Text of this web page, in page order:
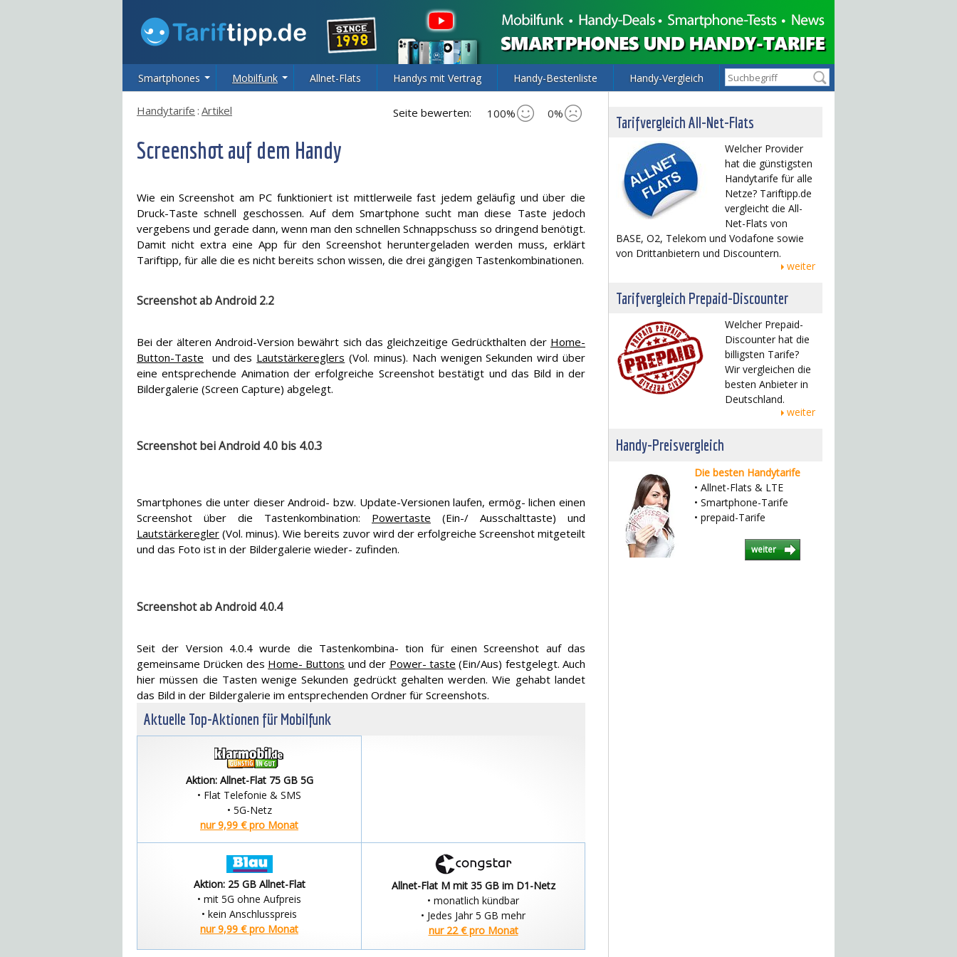
Smartphones Mobilfunk Allnet-Flats Handys mit Vertrag Handy-Bestenliste Handy-Vergleich
Seite bewerten: 100% 0%
Handytarife : Artikel
Screenshot auf dem Handy
Wie ein Screenshot am PC funktioniert ist mittlerweile fast jedem geläufig und über die
Druck-Taste schnell geschossen. Auf dem Smartphone sucht man diese Taste jedoch
vergebens und gerade dann, wenn man den schnellen Schnappschuss so dringend benötigt.
Damit nicht extra eine App für den Screenshot heruntergeladen werden muss, erklärt
Tariftipp, für alle die es nicht bereits schon wissen, die drei gängigen Tastenkombinationen.
Screenshot ab Android 2.2
Bei der älteren Android-Version bewährt sich das gleichzeitige Gedrückthalten der Home-
Button-Taste
und des Lautstärkereglers (Vol. minus). Nach wenigen Sekunden wird über
eine entsprechende Animation der erfolgreiche Screenshot bestätigt und das Bild in der
Bildergalerie (Screen Capture) abgelegt.
Screenshot bei Android 4.0 bis 4.0.3
Smartphones die unter dieser Android- bzw. Update-Versionen laufen, ermög- lichen einen
Screenshot über die Tastenkombination: Powertaste (Ein-/ Ausschalttaste) und
Lautstärkeregler (Vol. minus). Wie bereits zuvor wird der erfolgreiche Screenshot mitgeteilt
und das Foto ist in der Bildergalerie wieder- zufinden.
Screenshot ab Android 4.0.4
Seit der Version 4.0.4 wurde die Tastenkombina- tion für einen Screenshot auf das
gemeinsame Drücken des Home- Buttons und der Power- taste (Ein/Aus) festgelegt. Auch
hier müssen die Tasten wenige Sekunden gedrückt gehalten werden. Wie gehabt landet
das Bild in der Bildergalerie im entsprechenden Ordner für Screenshots.
Aktuelle Top-Aktionen für Mobilfunk
Aktion: Allnet-Flat 75 GB 5G
• Flat Telefonie & SMS
• 5G-Netz
nur 9,99 € pro Monat
Aktion: 25 GB Allnet-Flat
• mit 5G ohne Aufpreis
• kein Anschlusspreis
nur 9,99 € pro Monat
Allnet-Flat M mit 35 GB im D1-Netz
• monatlich kündbar
• Jedes Jahr 5 GB mehr
nur 22 € pro Monat
Tarifvergleich All-Net-Flats
Welcher Provider
hat die günstigsten
Handytarife für alle
Netze? Tariftipp.de
vergleicht die All-
Net-Flats von
BASE, O2, Telekom und Vodafone sowie
von Drittanbietern und Discountern.
weiter
Tarifvergleich Prepaid-Discounter
Welcher Prepaid-
Discounter hat die
billigsten Tarife?
Wir vergleichen die
besten Anbieter in
Deutschland.
weiter
Handy-Preisvergleich
Die besten Handytarife
• Allnet-Flats & LTE
• Smartphone-Tarife
• prepaid-Tarife
weiter